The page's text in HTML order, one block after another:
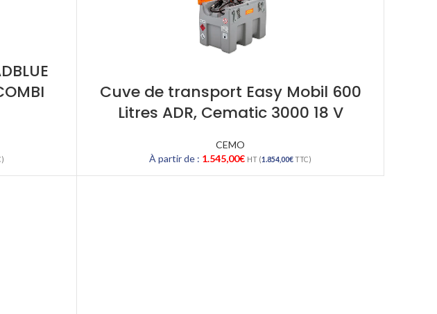
Cuve de transport Easy Mobil 600
Litres ADR, Cematic 3000 18 V
CEMO
À partir de : 1.545,00€ HT (1.854,00€TTC)